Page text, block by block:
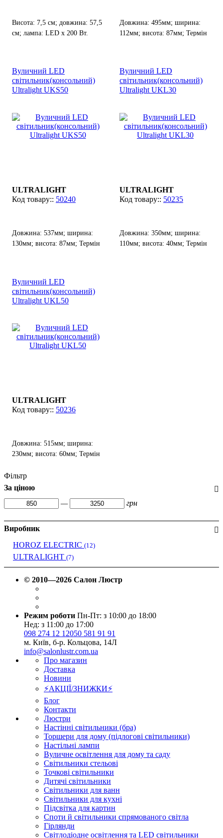
Висота: 7,5 см; довжина: 57,5
см; лампа: LED х 200 Вт.
Довжина: 495мм; ширина:
112мм; висота: 87мм; Термін
Вуличний LED
світильник(консольний)
Ultralight UKS50
ULTRALIGHT
50240
Довжина: 537мм; ширина:
130мм; висота: 87мм; Термін
Вуличний LED
світильник(консольний)
Ultralight UKL30
ULTRALIGHT
50235
Довжина: 350мм; ширина:
110мм; висота: 40мм; Термін
Вуличний LED
світильник(консольний)
Ultralight UKL50
ULTRALIGHT
50236
Довжина: 515мм; ширина:
230мм; висота: 60мм; Термін
Фільтр
За ціною
—
грн
Виробник
HOROZ ELECTRIC (12)
ULTRALIGHT (7)
© 2010—2026 Салон Люстр
Режим роботи Пн-Пт: з 10:00 до 18:00
Нед: з 11:00 до 17:00
098 274 12 12050 581 91 91
м. Київ, б-р. Кольцова, 14Л
info@salonlustr.com.ua
Про магазин
Доставка
Новини
⚡АКЦІЇ/ЗНИЖКИ⚡
Блог
Контакти
Люстри
Настінні світильники (бра)
Торшери для дому (підлогові світильники)
Настільні лампи
Вуличне освітлення для дому та саду
Світильники стельові
Точкові світильники
Дитячі світильники
Світильники для ванн
Світильники для кухні
Підсвітка для картин
Споти й світильники спрямованого світла
Гірлянди
Світлодіодне освітлення та LED світильники